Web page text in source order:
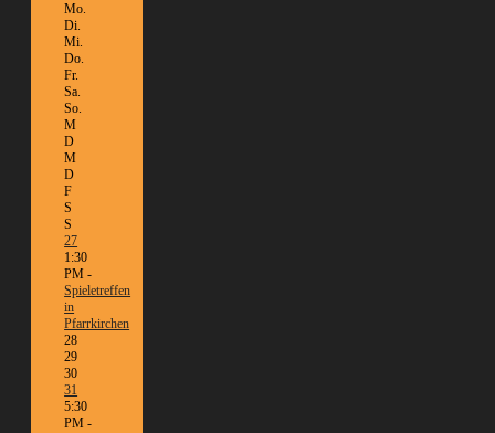
Mo.
Di.
Mi.
Do.
Fr.
Sa.
So.
M
D
M
D
F
S
S
27
1:30
PM -
Spieletreffen
in
Pfarrkirchen
28
29
30
31
5:30
PM -